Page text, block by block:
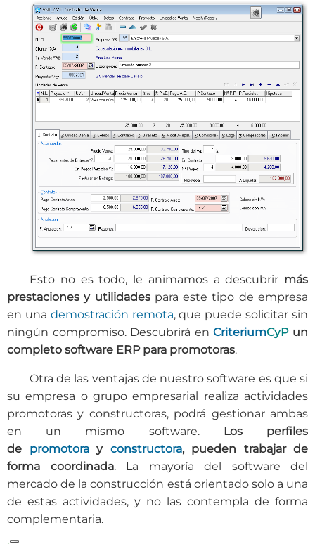
Esto no es todo, le animamos a descubrir más
prestaciones y utilidadespara este tipo de empresa
en una demostración remota, que puede solicitar sin
ningún compromiso. Descubrirá enCriteriumCyP un
completo software ERP para promotoras.
Otra de las ventajas de nuestro software es que si
su empresa o grupo empresarial realiza actividades
promotoras y constructoras, podrá gestionar ambas
en un mismo software. Los perfiles
de promotoray constructora, pueden trabajar de
forma coordinada. La mayoría del software del
mercado de la construcción está orientado solo a una
de estas actividades, y no las contempla de forma
complementaria.